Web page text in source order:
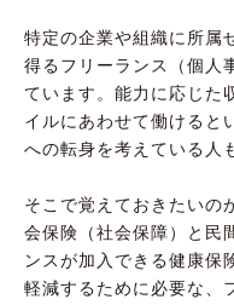
特定の企業や組織に所属
得るフリーランス（個人
ています。能力に応じた
イルにあわせて働けると
への転身を考えている人
そこで覚えておきたいの
会保険（社会保障）と民
ンスが加入できる健康保
軽減するために必要な、